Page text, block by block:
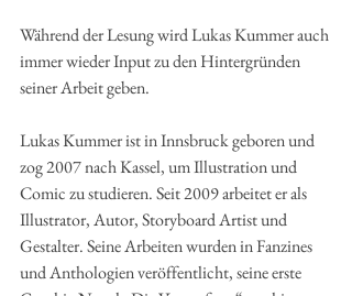
Während der Lesung wird Lukas Kummer auch
immer wieder Input zu den Hintergründen
seiner Arbeit geben.
Lukas Kummer ist in Innsbruck geboren und
zog 2007 nach Kassel, um Illustration und
Comic zu studieren. Seit 2009 arbeitet er als
Illustrator, Autor, Storyboard Artist und
Gestalter. Seine Arbeiten wurden in Fanzines
und Anthologien veröffentlicht, seine erste